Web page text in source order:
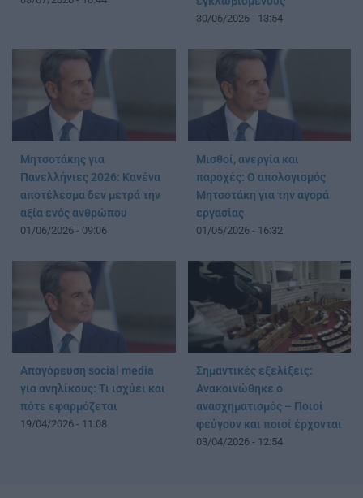
30/06/2026 - 13:54
Μητσοτάκης για
Πανελλήνιες 2026: Κανένα
αποτέλεσμα δεν μετρά την
αξία ενός ανθρώπου
01/06/2026 - 09:06
Μισθοί, ανεργία και
παροχές: Ο απολογισμός
Μητσοτάκη για την αγορά
εργασίας
01/05/2026 - 16:32
Απαγόρευση social media
για ανηλίκους: Τι ισχύει και
πότε εφαρμόζεται
19/04/2026 - 11:08
Σημαντικές εξελίξεις:
Ανακοινώθηκε ο
ανασχηματισμός – Ποιοί
φεύγουν και ποιοί έρχονται
03/04/2026 - 12:54